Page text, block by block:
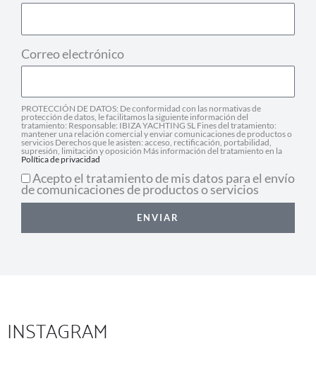
Correo electrónico
PROTECCIÓN DE DATOS: De conformidad con las normativas de
protección de datos, le facilitamos la siguiente información del
tratamiento: Responsable: IBIZA YACHTING SL Fines del tratamiento:
mantener una relación comercial y enviar comunicaciones de productos o
servicios Derechos que le asisten: acceso, rectificación, portabilidad,
supresión, limitación y oposición Más información del tratamiento en la
Política de privacidad
Acepto el tratamiento de mis datos para el envío
de comunicaciones de productos o servicios
ENVIAR
INSTAGRAM